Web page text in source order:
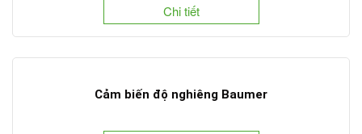
Chi tiết
Cảm biến độ nghiêng Baumer